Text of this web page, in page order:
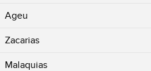
Ageu
Zacarias
Malaquias